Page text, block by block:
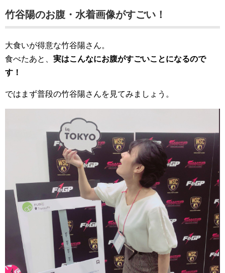
竹谷陽のお腹・水着画像がすごい！
大食いが得意な竹谷陽さん。
食べたあと、 実はこんなにお腹がすごいことになるので
す！
ではまず普段の竹谷陽さんを見てみましょう。